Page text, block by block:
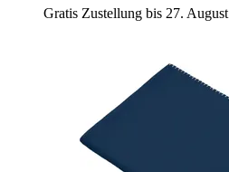
Gratis Zustellung bis 27. August